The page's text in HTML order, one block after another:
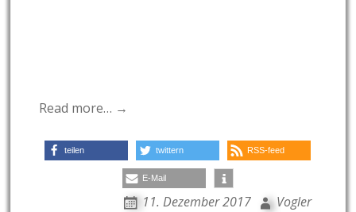
Read more… →
teilen twittern RSS-feed
E-Mail
11. Dezember 2017 Vogler